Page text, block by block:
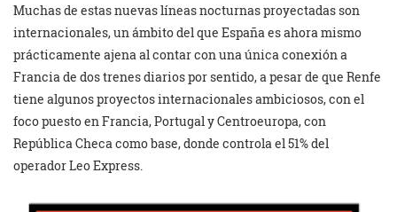
Muchas de estas nuevas líneas nocturnas proyectadas son
internacionales, un ámbito del que España es ahora mismo
prácticamente ajena al contar con una única conexión a
Francia de dos trenes diarios por sentido, a pesar de que Renfe
tiene algunos proyectos internacionales ambiciosos, con el
foco puesto en Francia, Portugal y Centroeuropa, con
República Checa como base, donde controla el 51% del
operador Leo Express.